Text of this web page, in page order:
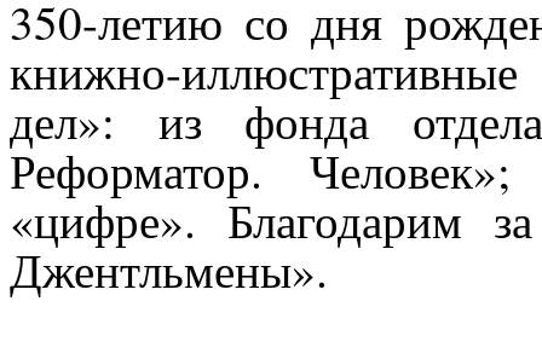
350-летию со дня
книжно-
дел»: из фонда
Реформатор.
«цифре». Благодарим
Джентльмены».